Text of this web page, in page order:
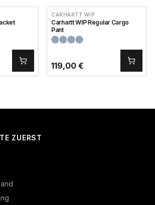
CARHARTT WIP
Carhartt WIP Regular Cargo
Pant
119,00 €
ZUERST